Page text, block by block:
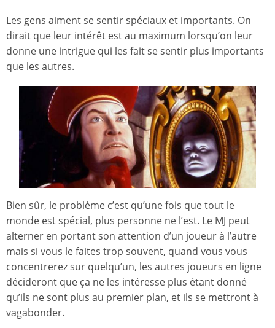
Les gens aiment se sentir spéciaux et importants. On
dirait que leur intérêt est au maximum lorsqu’on leur
donne une intrigue qui les fait se sentir plus importants
que les autres.
Bien sûr, le problème c’est qu’une fois que tout le
monde est spécial, plus personne ne l’est. Le MJ peut
alterner en portant son attention d’un joueur à l’autre
mais si vous le faites trop souvent, quand vous vous
concentrerez sur quelqu’un, les autres joueurs en ligne
décideront que ça ne les intéresse plus étant donné
qu’ils ne sont plus au premier plan, et ils se mettront à
vagabonder.